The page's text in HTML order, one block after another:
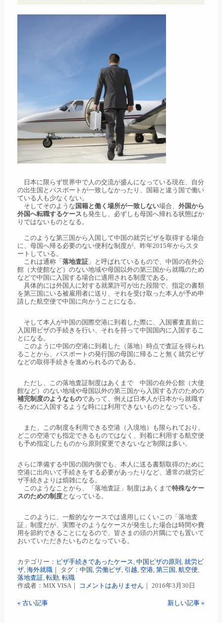
日本に限らず世界中で人の交流が盛んになっている現在、自分
の出生国とパスポートが一致しなかったり、国籍と違う国で働い
ている人も少なくない。
そしてそのような 国籍と働く場所が一致しない場合、 外国から
外国へ転職するケース も発生し、必ずしも母国へ帰れる状態ばか
りではないものとなる。
このような第三国から入国して中国の就労ビザを取得する場合
に、母国へ帰る必要のない便利な制度が、昨年2015年からスタ
ートしている。
これは通称「 落地査証 」と呼ばれているもので、中国の在外公
館（大使館など）のない地域や母国以外の第三国から就職のため
などで中国に入国する場合に適用される制度である。
具体的には外国人に対する就業許可が出た段階で、指定の書類
を第三国にいる被雇用者に送り、それを受け取った本人が予め申
請した航空便で中国に向かうことになる。
そして本人が中国の国際空港に到着した際に、入国審査直前に
入国用ビザの手続きを行い、それを持って中国国内に入国するこ
とになる。
このように中国の空港に到着した（落地）時点で査証を得られ
ることから、パスポートの発行国の母国に帰ること無く就労ビザ
などの取得手続きを進められるのである。
ただし、この落地査証制度はあくまで 中国の在外公館（大使
館など）のない地域や母国以外の第三国から入国する方のための
補完制度のようなものであって、例えば日本人が日本から就職す
るために入国するような時には利用できないものとなっている。
また、この制度を利用できる空港（入境地）も限られており、
どこの空港でも指定できるものではなく、到着に利用する航空便
も予め指定したものから原則変更できないなど制限は多い。
さらに準備する中国の国内側でも、本人に送る書類取得のために
空港に出向いて手続きをする必要があったりなど、通常の就労ビ
ザ手続きよりは煩雑になる。
このようなことから、「落地査証」制度はあくまで特殊なケー
スのための制度となっている。
このように、一般的なケースでは適用しにくいこの「落地査
証」制度だが、実際そのようなケースが発生した場合は時間や費
用を節約できることになるので、皆さまの頭の片隅にでも置いて
おいていただきたいものとなっている。
カテゴリー： ビザ手続きであったケース 中国ビザの原則 就労ビ
ザ 海外就職 ｜ タグ： 中国 労働ビザ 引越 空港 第三国 航空便
落地査証 転勤 転職
作成者：MIX VISA｜
コメントはありません ｜ 2016年3月30日
« 古い記事 新しい記事 »